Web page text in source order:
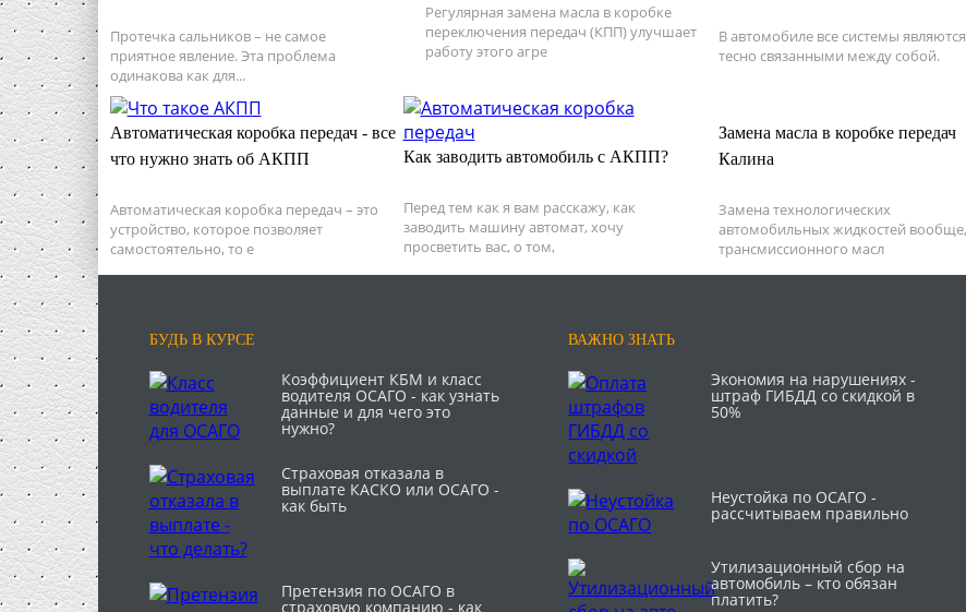
Протечка сальников – не самое
приятное явление. Эта проблема
одинакова как для...
Регулярная замена масла в коробке
переключения передач (КПП) улучшает
работу этого агре
В автомобиле все системы являются
тесно связанными между собой.
Автоматическая коробка передач - все
что нужно знать об АКПП
Автоматическая коробка передач – это
устройство, которое позволяет
самостоятельно, то е
Как заводить автомобиль с АКПП?
Перед тем как я вам расскажу, как
заводить машину автомат, хочу
просветить вас, о том,
Замена масла в коробке передач
Калина
Замена технологических
автомобильных жидкостей
трансмиссионного масл
БУДЬ В КУРСЕ
Коэффициент КБМ и класс
водителя ОСАГО - как узнать
данные и для чего это
нужно?
Страховая отказала в
выплате КАСКО или ОСАГО -
как быть
Претензия по ОСАГО в
страховую компанию - как
ВАЖНО ЗНАТЬ
Экономия на нарушениях -
штраф ГИБДД со скидкой в
50%
Неустойка по ОСАГО -
рассчитываем правильно
Утилизационный сбор на
автомобиль – кто обязан
платить?